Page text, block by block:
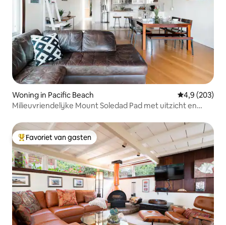
Woning in Pacific Beach Gemiddelde
4,9 (203)
Milieuvriendelijke Mount Soledad Pad met uitzicht en
Topfavoriet van gasten
Favoriet van gasten